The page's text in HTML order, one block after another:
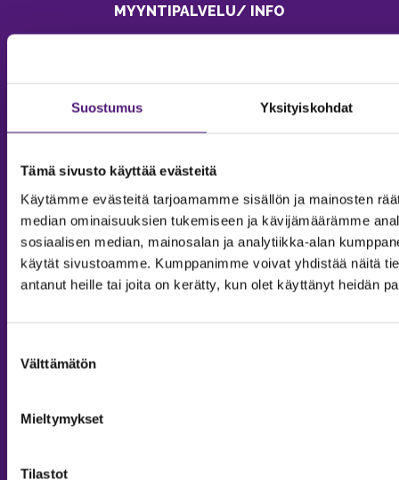
Suostumus Yksityiskohdat
Tämä sivusto käyttää evästeitä
Käytämme evästeitä tarjoamamme sisällön ja mainosten
median ominaisuuksien tukemiseen ja kävijämäärämme
sosiaalisen median, mainosalan ja analytiikka-alan
käytät sivustoamme. Kumppanimme voivat yhdistää näitä
antanut heille tai joita on kerätty, kun olet käyttänyt heidän
valinta
Välttämätön
Mieltymykset
Tilastot
MYYNTIPALVELU/ INFO